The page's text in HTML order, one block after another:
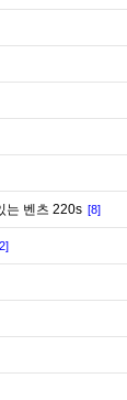
는 벤츠 220s [8]